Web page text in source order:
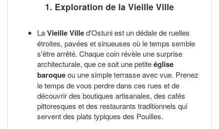
1. Exploration de la Vieille Ville
LaVieille Villed'Ostuni est un dédale de ruelles
étroites, pavées et sinueuses où le temps semble
s'être arrêté. Chaque coin révèle une surprise
architecturale, que ce soit une petiteéglise
baroqueou une simple terrasse avec vue. Prenez
le temps de vous perdre dans ces rues et de
découvrir des boutiques artisanales, des cafés
pittoresques et des restaurants traditionnels qui
servent des plats typiques des Pouilles.